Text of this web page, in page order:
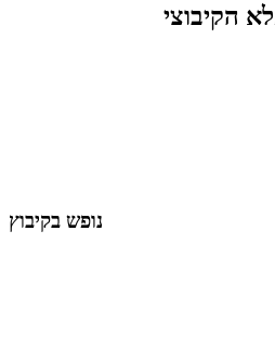
הקיבוצי
נופש בקיבוץ